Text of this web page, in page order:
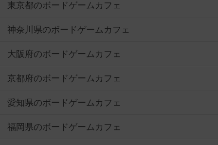
東京都のボードゲームカフェ
神奈川県のボードゲームカフェ
大阪府のボードゲームカフェ
京都府のボードゲームカフェ
愛知県のボードゲームカフェ
福岡県のボードゲームカフェ